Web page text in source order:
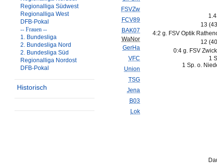
Regionalliga Südwest
Regionalliga West
DFB-Pokal
-- Frauen --
1. Bundesliga
2. Bundesliga Nord
2. Bundesliga Süd
Regionalliga Nordost
DFB-Pokal
Historisch
FSVZw
FCV89
BAK07
WaNor
GerHa
VFC
Union
TSG
Jena
B03
Lok
13
4:2 g. FSV Optik
12
0:4 g. FSV
1
1 Sp. o.